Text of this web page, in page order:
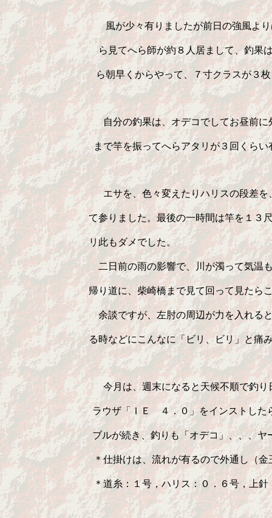
　　　　　 　 風が少々有りましたが前日の強風よ
　　　　  ら見てへら師が約８人居まして、釣果
　　　　　  ら朝早くからやって、７寸クラスが３
　　　　　　　自分の釣果は、オデコでしてお昼前
　　　　　　まで竿を振ってへらアタリが３回くらい
　　  　　　　　エサを、色々変えたりハリスの段差
て参りました。最後の一時間は竿を１３尺に短
リ此もダメでした。
二日前の雨の影響で、川が濁って気温も低めの
帰り道に、柴崎橋まで見て回って見たらこの日
余談ですが、左肘の周辺が力を入れると痛み出
る時などにこんなに「ビリ、ビリ」と痛みが出
　   　　　　　　今月は、週末になると天候不順で釣
ラウザ「ＩＥ　４．０」をインストしたら、ト
ブルが続き、釣りも「オデコ」、、、ヤー
　　　　　　＊仕掛けは、流れが有るので外通し（
　　　　　　＊道糸：１号，ハリス：０．６号，上